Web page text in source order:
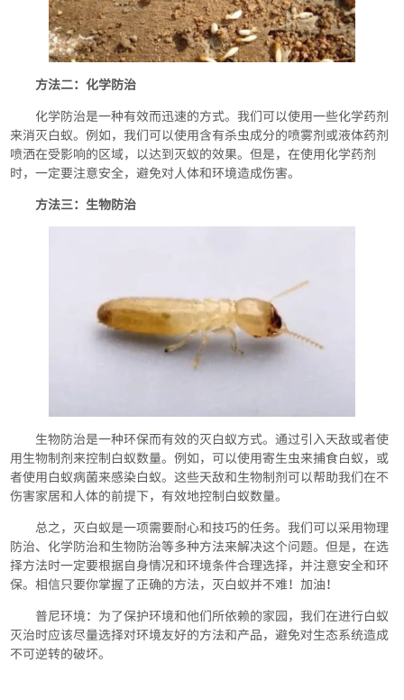
方法二：化学防治
化学防治是一种有效而迅速的方式。我们可以使用一些化学药剂
来消灭白蚁。例如，我们可以使用含有杀虫成分的喷雾剂或液体药剂
喷洒在受影响的区域，以达到灭蚁的效果。但是，在使用化学药剂
时，一定要注意安全，避免对人体和环境造成伤害。
方法三：生物防治
生物防治是一种环保而有效的灭白蚁方式。通过引入天敌或者使
用生物制剂来控制白蚁数量。例如，可以使用寄生虫来捕食白蚁，或
者使用白蚁病菌来感染白蚁。这些天敌和生物制剂可以帮助我们在不
伤害家居和人体的前提下，有效地控制白蚁数量。
总之，灭白蚁是一项需要耐心和技巧的任务。我们可以采用物理
防治、化学防治和生物防治等多种方法来解决这个问题。但是，在选
择方法时一定要根据自身情况和环境条件合理选择，并注意安全和环
保。相信只要你掌握了正确的方法，灭白蚁并不难！加油！
普尼环境：为了保护环境和他们所依赖的家园，我们在进行白蚁
灭治时应该尽量选择对环境友好的方法和产品，避免对生态系统造成
不可逆转的破坏。